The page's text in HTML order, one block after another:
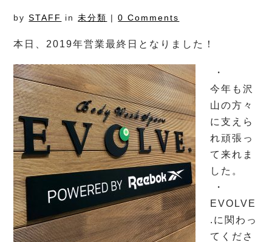
bySTAFF in未分類 |0 Comments
本日、2019年営業最終日となりました！
・
今年も沢
山の方々
に支えら
れ頑張っ
て来れま
した。
・
EVOLVE
.に関わっ
てくださ